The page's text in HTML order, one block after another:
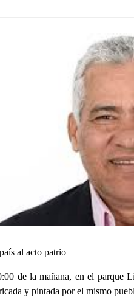
al acto patrio
de la mañana, en el parque
y pintada por el mismo